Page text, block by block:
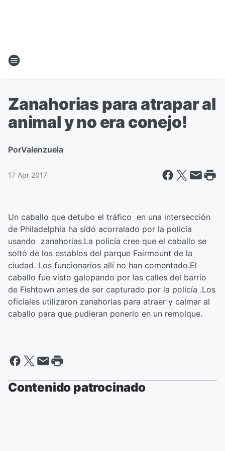
Zanahorias para atrapar al
animal y no era conejo!
PorValenzuela
17 Apr 2017
Un caballo que detubo el tráfico en una intersección
de Philadelphia ha sido acorralado por la policía
usando zanahorias.La policía cree que el caballo se
soltó de los establos del parque Fairmount de la
ciudad. Los funcionarios allí no han comentado.El
caballo fue visto galopando por las calles del barrio
de Fishtown antes de ser capturado por la policía .Los
oficiales utilizaron zanahorias para atraer y calmar al
caballo para que pudieran ponerlo en un remolque.
Contenido patrocinado